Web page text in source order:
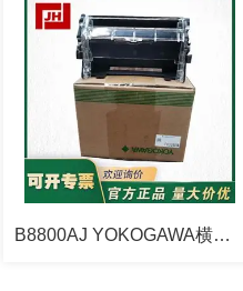
B8800AJ YOKOGAWA横河 B8800AJ存纸盒